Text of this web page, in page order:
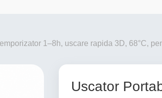
1–8h, uscare rapida 3D, 68°C,
Uscator